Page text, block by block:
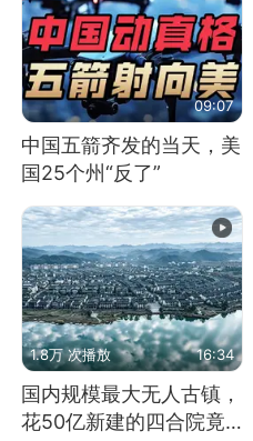
09:07
中国五箭齐发的当天，美
国25个州“反了”
1.8万 次播放 16:34
国内规模最大无人古镇，
花50亿新建的四合院竟